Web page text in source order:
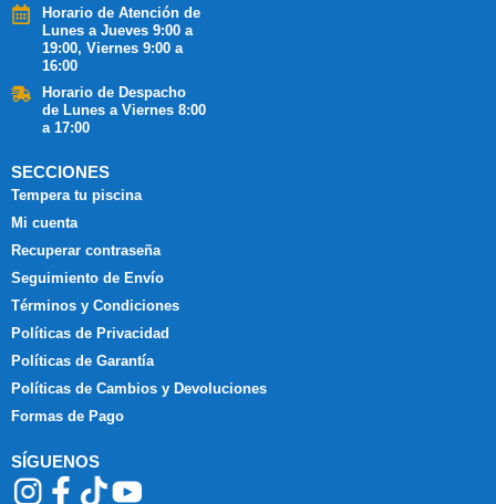
Horario de Atención de
Lunes a Jueves 9:00 a
19:00, Viernes 9:00 a
16:00
Horario de Despacho
de Lunes a Viernes 8:00
a 17:00
SECCIONES
Tempera tu piscina
Mi cuenta
Recuperar contraseña
Seguimiento de Envío
Términos y Condiciones
Políticas de Privacidad
Políticas de Garantía
Políticas de Cambios y Devoluciones
Formas de Pago
SÍGUENOS